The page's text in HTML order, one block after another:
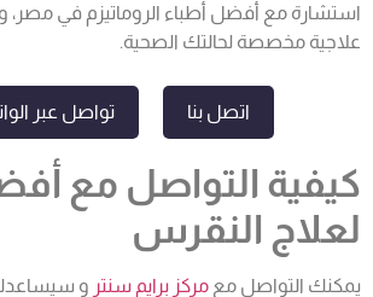
استشارة مع أفضل أطباء الروماتيزم في
علاجية مخصصة لحالتك الصحية.
اتصل بنا تواصل عبر
كيفية التواصل مع
لعلاج النقرس
يمكنك التواصل مع مركز برايم سنتر و